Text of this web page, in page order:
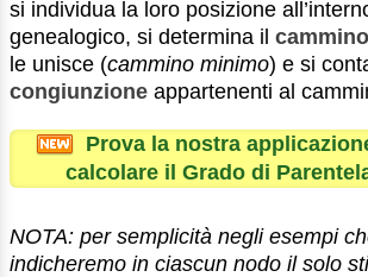
si individua la loro posizione
genealogico, si determina il
le unisce (cammino minimo) e si
congiunzione appartenenti al
Prova la nostra
calcolare il Grado di
NOTA: per semplicità negli esempi
indicheremo in ciascun nodo il solo